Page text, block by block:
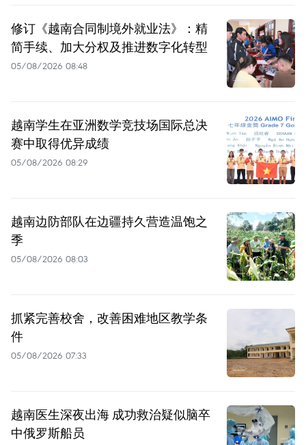
修订《越南合同制境外就业法》：精
简手续、加大分权及推进数字化转型
05/08/2026 08:48
越南学生在亚洲数学竞技场国际总决
赛中取得优异成绩
05/08/2026 08:29
越南边防部队在边疆持久营造温饱之
季
05/08/2026 08:03
抓紧完善校舍，改善困难地区教学条
件
05/08/2026 07:33
越南医生深夜出海 成功救治疑似脑卒
中俄罗斯船员